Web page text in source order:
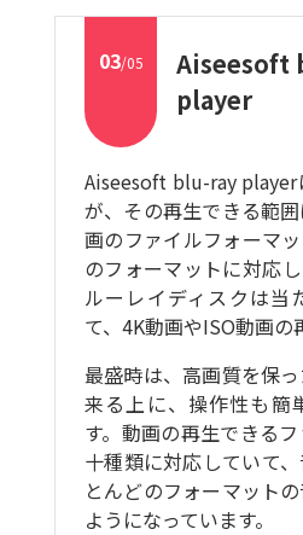
03/05
Aiseesoft
player
Aiseesoft blu-ray player
が、その再生できる範
画のファイルフォーマ
のフォーマットに対応
ルーレイディスクは当
て、4K動画やISO動画の
最盛時は、高画質を保
来る上に、操作性も簡
す。動画の再生できる
十種類に対応していて
とんどのフォーマット
ようになっています。